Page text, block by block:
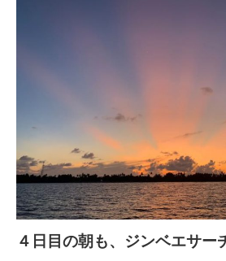
４日目の朝も、ジンベエサー